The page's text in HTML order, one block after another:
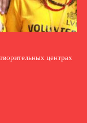
центрах